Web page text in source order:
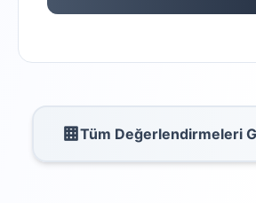
Tüm Değerlendirmeleri